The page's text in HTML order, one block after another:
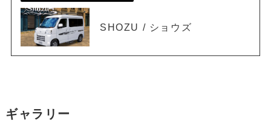
SHOZU / ショウズ
ギャラリー